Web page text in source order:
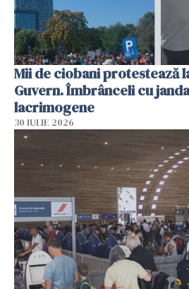
Mii de ciobani protestează
Guvern. Îmbrânceli cu
lacrimogene
30 IULIE 2026